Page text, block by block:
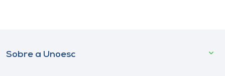
Sobre a Unoesc